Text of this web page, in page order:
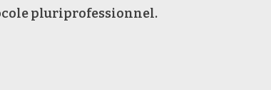
pluriprofessionnel.